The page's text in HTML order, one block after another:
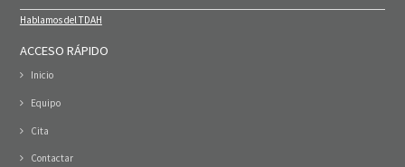
Hablamos del TDAH
ACCESO RÁPIDO
Inicio
Equipo
Cita
Contactar